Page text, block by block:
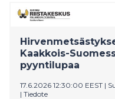
Kaakkois-
pyyntilupaa
17.6.2026 12:30:00 EEST |
| Tiedote